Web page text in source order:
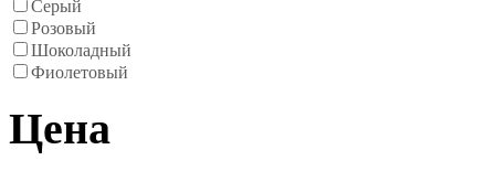
Серый
Розовый
Шоколадный
Фиолетовый
Цена